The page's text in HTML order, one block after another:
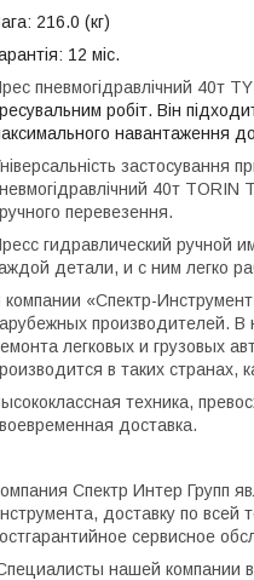
216.0 (кг)
12 міс.
пневмогідравлічний 40т
робіт. Він
навантаження
застосування
40т
перевезення.
гидравлический ручной
детали, и с ним легко
компании «Спектр-
производителей. В
легковых и грузовых
в таких странах,
техника,
доставка.
Спектр Интер Групп
доставку по
сервисное
нашей компании